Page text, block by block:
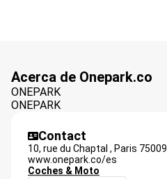
Acerca de Onepark.co
ONEPARK
ONEPARK
Contact
10, rue du Chaptal , Paris 75009
www.onepark.co/es
Coches & Moto